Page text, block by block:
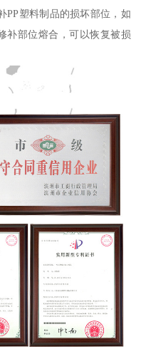
PP塑料制品的损坏部位，如
补部位熔合，可以恢复被损